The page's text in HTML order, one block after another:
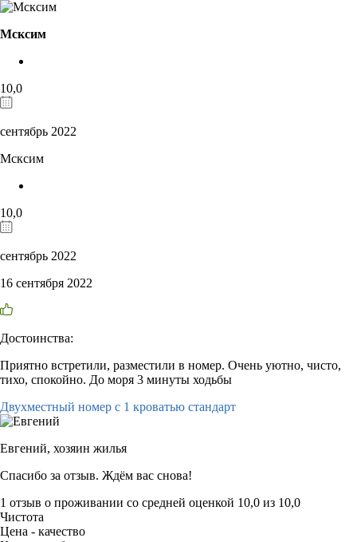
Мсксим
10,0
сентябрь 2022
Мсксим
10,0
сентябрь 2022
16 сентября 2022
Достоинства:
Приятно встретили, разместили в номер. Очень уютно, чисто,
тихо, спокойно. До моря 3 минуты ходьбы
Двухместный номер с 1 кроватью стандарт
Евгений, хозяин жилья
Спасибо за отзыв. Ждём вас снова!
1 отзыв о проживании со средней оценкой 10,0 из 10,0
Чистота
Цена - качество